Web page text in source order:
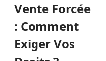
Vente Forcée
: Comment
Exiger Vos